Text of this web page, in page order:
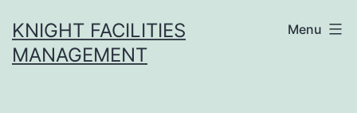
to
content
KNIGHT FACILITIES
MANAGEMENT
Menu